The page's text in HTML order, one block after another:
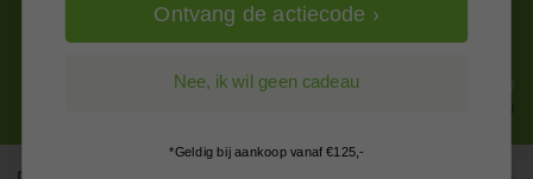
Alle prijzen zijn in EURO en excl. 21% BTW
wijzig naar incl. BTW
Ontvang de actiecode ›
Nee, ik wil geen cadeau
*Geldig bij aankoop vanaf €125,-